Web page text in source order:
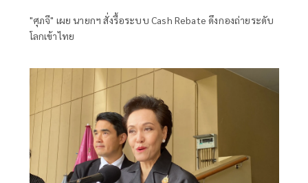
"ศุภจี" เผย นายกฯ สั่งรื้อระบบ Cash Rebate ดึงกองถ่ายระดับ
โลกเข้าไทย